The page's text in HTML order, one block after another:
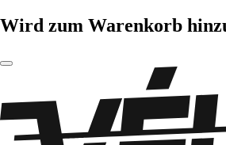
Wird zum Warenkorb